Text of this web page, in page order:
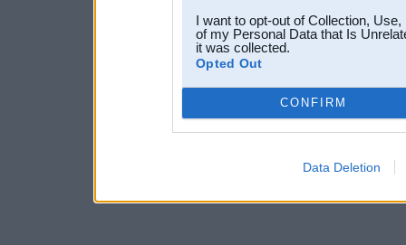
I want to opt-out of Collection,
of my Personal Data that Is
it was collected.
Opted Out
CONFIRM
Data Deletion